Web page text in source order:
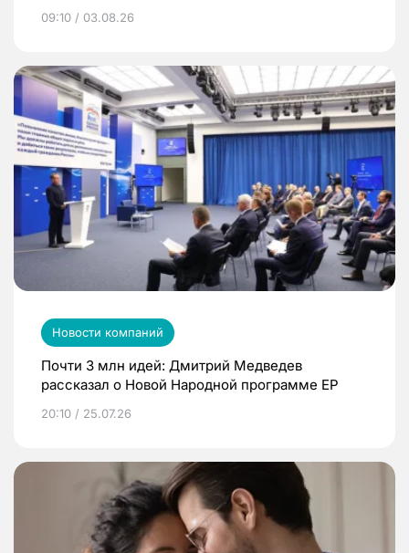
09:10 / 03.08.26
Новости компаний
Почти 3 млн идей: Дмитрий Медведев
рассказал о Новой Народной программе ЕР
20:10 / 25.07.26